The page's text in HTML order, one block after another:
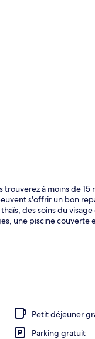
trouverez à moins de
s'offrir un bon
des soins du
une piscine couverte
Petit déjeuner
Parking gratuit